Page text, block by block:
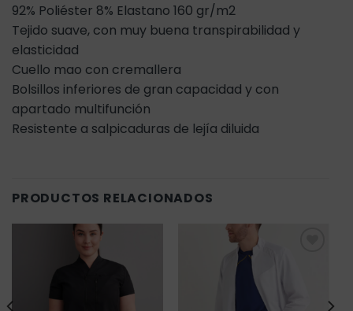
92% Poliéster 8% Elastano 160 gr/m2
Tejido suave, con muy buena transpirabilidad y
elasticidad
Cuello mao con cremallera
Bolsillos inferiores de gran capacidad y con
apartado multifunción
Resistente a salpicaduras de lejía diluida
PRODUCTOS RELACIONADOS
Añadir
a la
lista de
deseos